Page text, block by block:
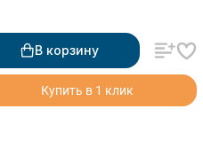
В корзину
Купить в 1 клик